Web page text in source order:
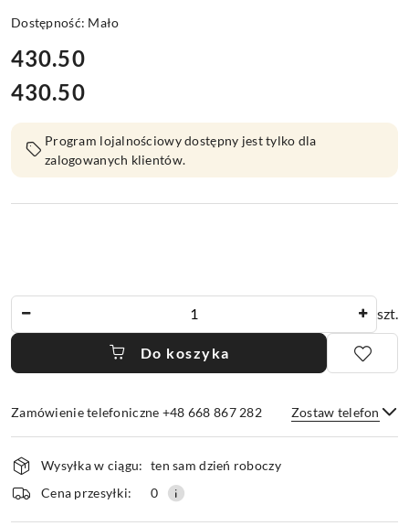
Dostępność: Mało
cena:
430.50
Cena:
430.50
Program lojalnościowy dostępny jest tylko dla
zalogowanych klientów.
szt.
Do koszyka
Zamówienie telefoniczne +48 668 867 282 Zostaw telefon
Wyślij
Dostępność
i
dostawa
Wysyłka w ciągu: ten sam dzień roboczy
Cena przesyłki:
0